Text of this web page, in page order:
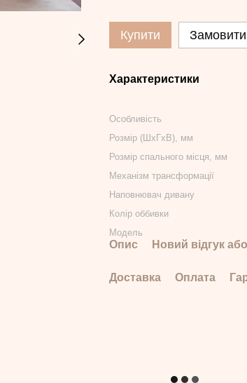
Купити
Характеристики
Особливість
Розмір (ШхГхВ), мм
Розмір спального місця, мм
Механізм трансформації
Наповнювач дивану
Колір оббивки
Модель
Опис Новий відгук
Доставка Оплата